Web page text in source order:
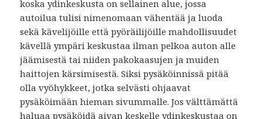
koska ydinkeskusta on sellainen alue, jossa
autoilua tulisi nimenomaan vähentää ja luoda
sekä kävelijöille että pyöräilijöille mahdollisuudet
kävellä ympäri keskustaa ilman pelkoa auton alle
jäämisestä tai niiden pakokaasujen ja muiden
haittojen kärsimisestä. Siksi pysäköinnissä pitää
olla vyöhykkeet, jotka selvästi ohjaavat
pysäköimään hieman sivummalle. Jos välttämättä
haluaa pysäköidä aivan keskelle ydinkeskustaa on